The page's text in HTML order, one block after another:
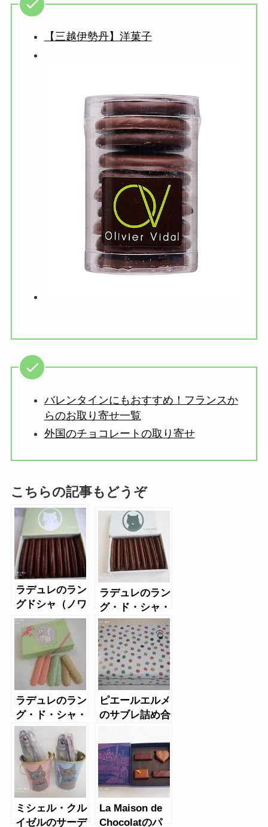
【三越伊勢丹】洋菓子
バレンタインにもおすすめ！フランスか
らのお取り寄せ一覧
外国のチョコレートの取り寄せ
こちらの記事もどうぞ
ラデュレのラン
グドシャ（ノワ
ール・エ・レ）
ラデュレのラン
グ・ド・シャ・
ノワール・エレ
ラデュレのラン
グ・ド・シャ・
ショコラ
ピエールエルメ
のサブレ詰め合
ミシェル・クル
イゼルのサーデ
La Maison de
Chocolatのパ